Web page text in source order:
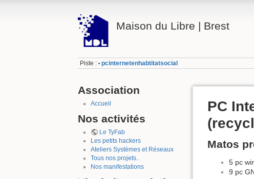
Maison du Libre | Brest
Piste : • pcinternetenhabtitatsocial
Association
Accueil
Nos activités
Le TyFab
Les petits hackers
Ateliers Systèmes et Réseaux
Tous nos projets..
Nos manifestations
PC
Matos
5 pc
9 pc